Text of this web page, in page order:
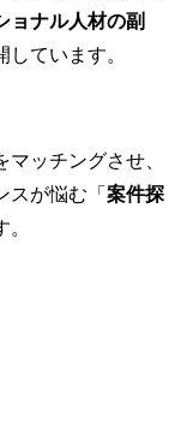
ョナル人材の副
しています。
ッチングさせ、
スが悩む「 案件探